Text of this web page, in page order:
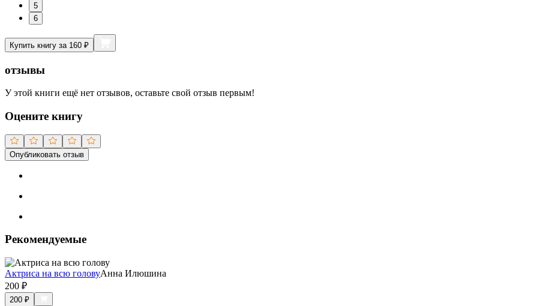
5
6
Купить книгу за 160 ₽
отзывы
У этой книги ещё нет отзывов, оставьте свой отзыв первым!
Оцените книгу
Опубликовать отзыв
Рекомендуемые
Актриса на всю головуАнна Илюшина
200 ₽
200 ₽